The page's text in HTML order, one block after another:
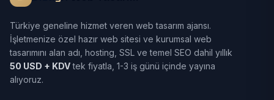
Türkiye geneline hizmet veren web tasarım ajansı.
İşletmenize özel hazır web sitesi ve kurumsal web
tasarımını alan adı, hosting, SSL ve temel SEO dahil yıllık
50 USD + KDVtek fiyatla, 1-3 iş günü içinde yayına
alıyoruz.